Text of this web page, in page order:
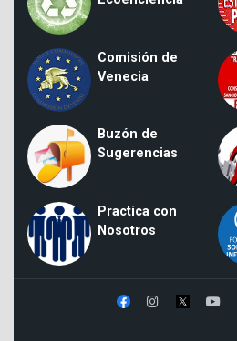
Comisión de
Venecia
Buzón de
Sugerencias
Practica con
Nosotros